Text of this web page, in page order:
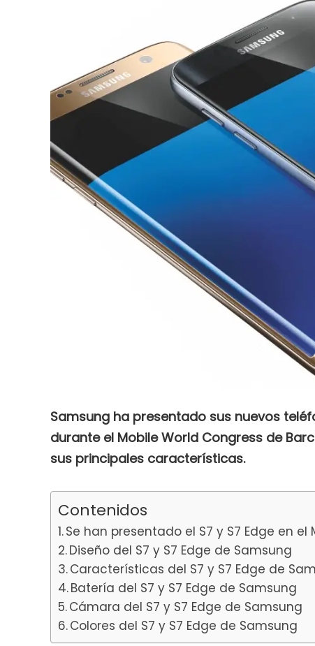
Samsung ha presentado sus nuevos
durante el Mobile World Congress de
sus principales características.
Contenidos
Se han presentado el S7 y S7 Edge en el
Diseño del S7 y S7 Edge de Samsung
Características del S7 y S7 Edge de
Batería del S7 y S7 Edge de Samsung
Cámara del S7 y S7 Edge de Samsung
Colores del S7 y S7 Edge de Samsung